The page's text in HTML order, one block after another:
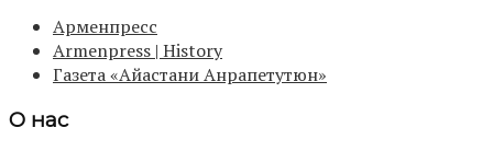
Арменпресс
Armenpress | History
Газета «Айастани Анрапетутюн»
О нас